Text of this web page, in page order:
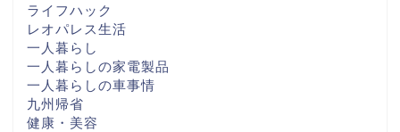
ライフハック
レオパレス生活
一人暮らし
一人暮らしの家電製品
一人暮らしの車事情
九州帰省
健康・美容